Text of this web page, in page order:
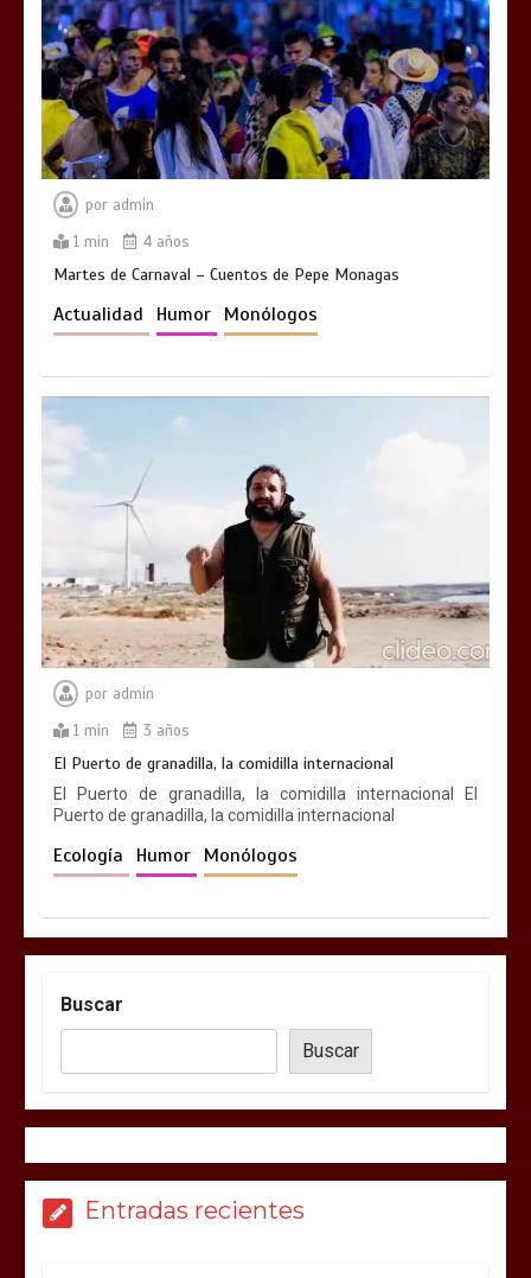
por admin
1 min
4 años
Martes de Carnaval – Cuentos de Pepe Monagas
Actualidad Humor Monólogos
por admin
1 min
3 años
El Puerto de granadilla, la comidilla internacional
El Puerto de granadilla, la comidilla internacional El
Puerto de granadilla, la comidilla internacional
Ecología Humor Monólogos
Buscar
Buscar
Entradas recientes